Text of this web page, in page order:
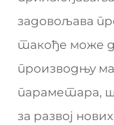
задовољава
такође може
производњу
параметара,
за развој